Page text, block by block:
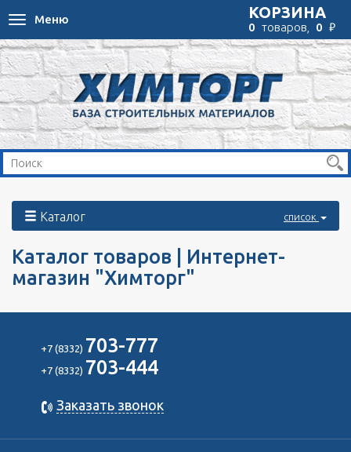
Toggle
navigation
Меню КОРЗИНА
0 товаров, 0 ₽
Каталог список
Каталог товаров | Интернет-
магазин "Химторг"
+7 (8332) 703-777
+7 (8332) 703-444
Заказать звонок